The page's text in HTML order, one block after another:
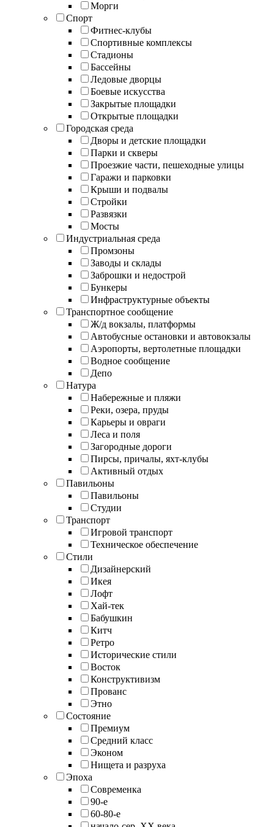
Морги
Спорт
Фитнес-клубы
Спортивные комплексы
Стадионы
Бассейны
Ледовые дворцы
Боевые искусства
Закрытые площадки
Открытые площадки
Городская среда
Дворы и детские площадки
Парки и скверы
Проезжие части, пешеходные улицы
Гаражи и парковки
Крыши и подвалы
Стройки
Развязки
Мосты
Индустриальная среда
Промзоны
Заводы и склады
Заброшки и недострой
Бункеры
Инфраструктурные объекты
Транспортное сообщение
Ж/д вокзалы, платформы
Автобусные остановки и автовокзалы
Аэропорты, вертолетные площадки
Водное сообщение
Депо
Натура
Набережные и пляжи
Реки, озера, пруды
Карьеры и овраги
Леса и поля
Загородные дороги
Пирсы, причалы, яхт-клубы
Активный отдых
Павильоны
Павильоны
Студии
Транспорт
Игровой транспорт
Техническое обеспечение
Стили
Дизайнерский
Икея
Лофт
Хай-тек
Бабушкин
Китч
Ретро
Исторические стили
Восток
Конструктивизм
Прованс
Этно
Состояние
Премиум
Средний класс
Эконом
Нищета и разруха
Эпоха
Современка
90-е
60-80-е